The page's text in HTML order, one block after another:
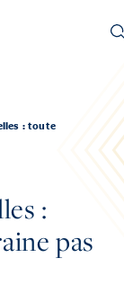
: toute
:
pas